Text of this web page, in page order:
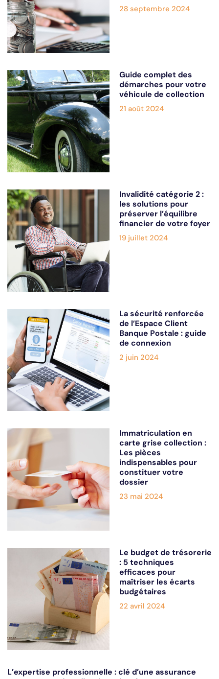
28 septembre 2024
Guide complet des
démarches pour votre
véhicule de collection
21 août 2024
Invalidité catégorie 2 :
les solutions pour
préserver l’équilibre
financier de votre foyer
19 juillet 2024
La sécurité renforcée
de l’Espace Client
Banque Postale : guide
de connexion
2 juin 2024
Immatriculation en
carte grise collection :
Les pièces
indispensables pour
constituer votre
dossier
23 mai 2024
Le budget de trésorerie
: 5 techniques
efficaces pour
maîtriser les écarts
budgétaires
22 avril 2024
L’expertise professionnelle : clé d’une assurance